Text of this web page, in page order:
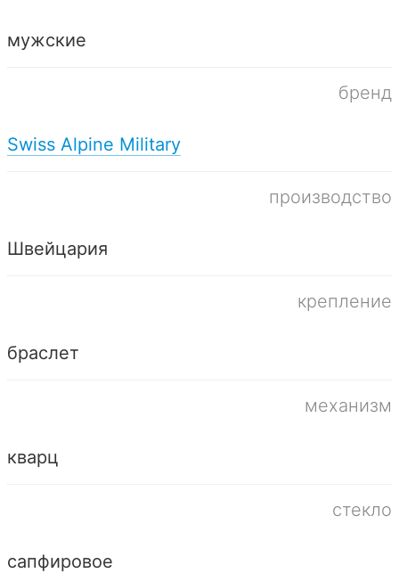
мужские
бренд
Swiss Alpine Military
производство
Швейцария
крепление
браслет
механизм
кварц
стекло
сапфировое